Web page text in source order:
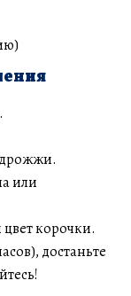
или
корочки.
достаньте